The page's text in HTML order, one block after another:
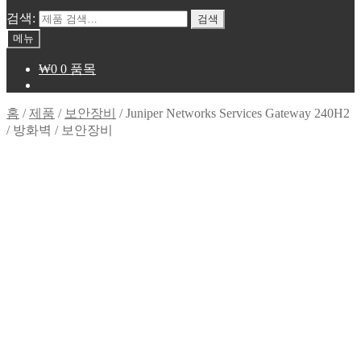
검색:
검색
메뉴
₩0 0 품목
홈 /제품 / 보안장비 /Juniper Networks Services Gateway 240H2
/ 방화벽 / 보안장비